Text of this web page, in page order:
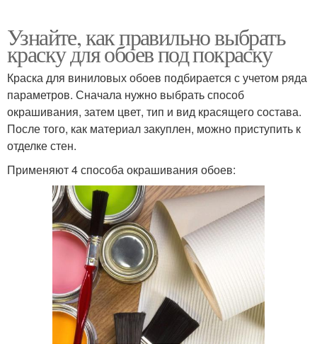
Узнайте, как правильно выбрать
краску для обоев под покраску
Краска для виниловых обоев подбирается с учетом ряда
параметров. Сначала нужно выбрать способ
окрашивания, затем цвет, тип и вид красящего состава.
После того, как материал закуплен, можно приступить к
отделке стен.
Применяют 4 способа окрашивания обоев: